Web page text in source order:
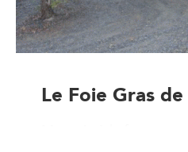
Le Foie Gras